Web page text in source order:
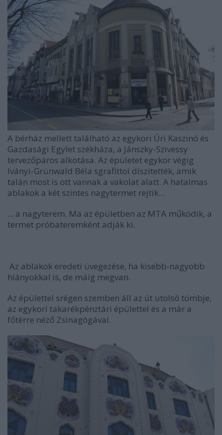
A bérház mellett található az egykori Úri Kaszinó és
Gazdasági Egylet székháza, a Jánszky-Szivessy
tervezőpáros alkotása. Az épületet egykor végig
Iványi-Grünwald Béla sgrafittoi díszítették, amik
talán most is ott vannak a vakolat alatt. A hatalmas
ablakok a két szintes nagytermet rejtik...
... a nagyterem. Ma az épületben az MTA működik, a
termet próbateremként adják ki.
Az ablakok eredeti üvegezése, ha kisebb-nagyobb
hiányokkal is, de máig megvan.
Az épülettel srégen szemben áll az út utolsó tömbje,
az egykori takarékpénztári épülettel és a már a
főtérre néző Zsinagógával.